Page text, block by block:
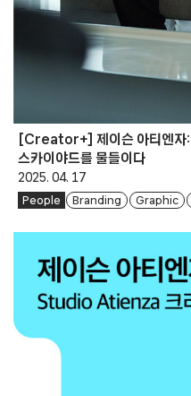
[Creator+] 제이슨 아티엔자:
스카이야드를 물들이다
2025. 04. 17
People Branding Graphic